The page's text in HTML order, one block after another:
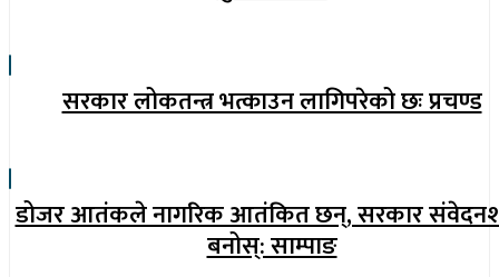
सरकार लोकतन्त्र भत्काउन लागिपरेको छः प्रचण्ड
डोजर आतंकले नागरिक आतंकित छन्, सरकार
बनोस्: साम्पाङ